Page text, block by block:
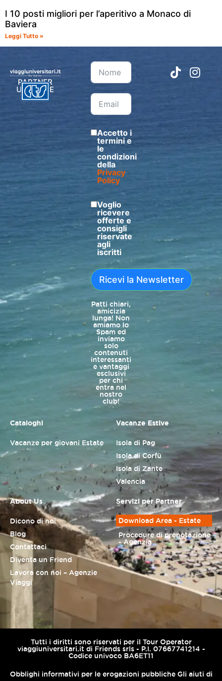
I 10 posti migliori per l’aperitivo a Monaco di
Baviera
Leggi Tutto »
PARTNER
UFFICIALE
Accetto i
termini e
le
condizioni
della
Privacy
Policy
Voglio
ricevere
offerte e
consigli
riservate
agli
iscritti
Ricevi la Newsletter
Patti chiari,
amicizia
lunga! Non
amiamo lo
Spam ed
inviamo
solo
contenuti
interessanti
e vantaggi
esclusivi
per chi
entra nel
nostro
club!
Cataloghi
Vacanze per giovani Estate
Vacanze Estive
Isola di Pag
Isola di Corfù
Isola di Zante
Valencia
About Us
Dicono di noi
Blog
Contattaci
Diventa un Friend
Lavora con noi – Agenzie
Viaggi
Servizi per Partner
Download Area - Estate
Procedure di prenotazione
- Agenzia
Tutti i diritti sono riservati per il Tour Operator
viaggiuniversitari.it di Friends srls - P.I. 07667741214 -
Codice univoco BA6ET11
Obblighi informativi per le erogazioni pubbliche Gli aiuti di